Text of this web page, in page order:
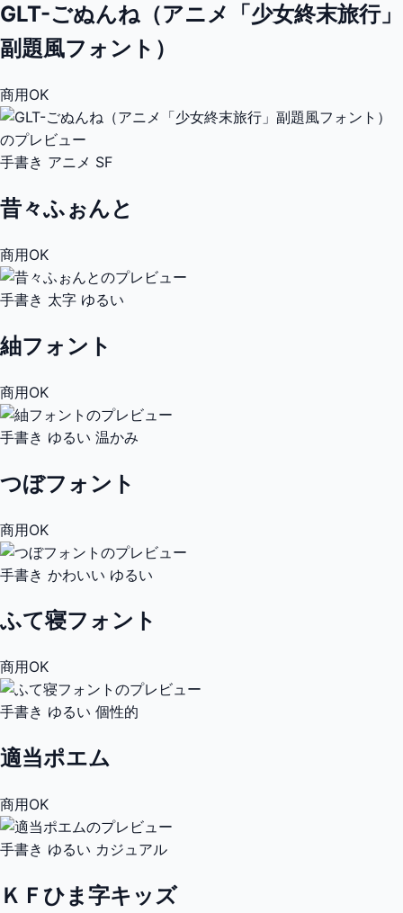
GLT-ごぬんね（アニメ「少女終末旅行」
副題風フォント）
商用OK
手書き アニメ SF
昔々ふぉんと
商用OK
手書き 太字 ゆるい
紬フォント
商用OK
手書き ゆるい 温かみ
つぼフォント
商用OK
手書き かわいい ゆるい
ふて寝フォント
商用OK
手書き ゆるい 個性的
適当ポエム
商用OK
手書き ゆるい カジュアル
ＫＦひま字キッズ